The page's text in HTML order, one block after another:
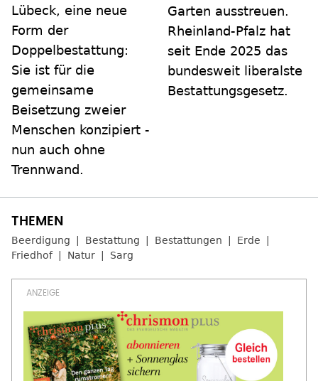
Lübeck, eine neue
Form der
Doppelbestattung:
Sie ist für die
gemeinsame
Beisetzung zweier
Menschen konzipiert -
nun auch ohne
Trennwand.
Garten ausstreuen.
Rheinland-Pfalz hat
seit Ende 2025 das
bundesweit liberalste
Bestattungsgesetz.
Beerdigung Bestattung Bestattungen
Erde
Friedhof
Natur Sarg